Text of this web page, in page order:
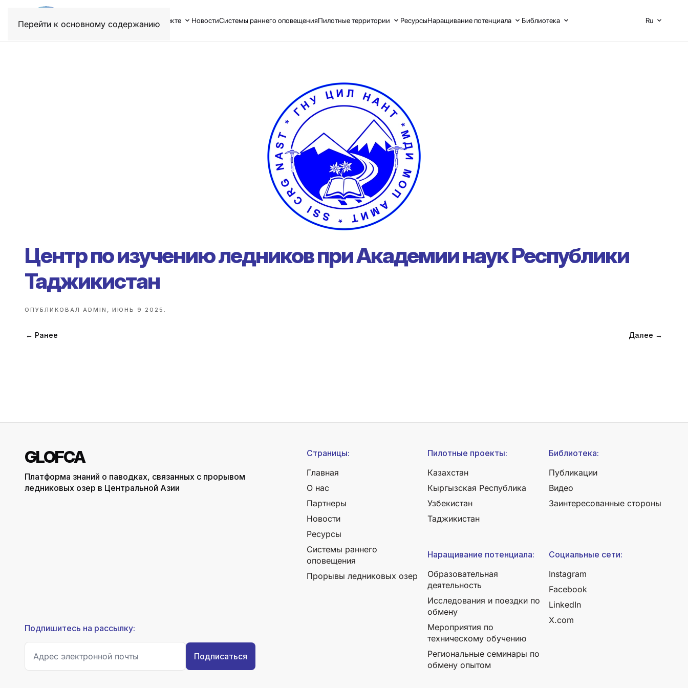
Перейти к основному содержаниюО проекте НовостиСистемы раннего оповещенияПилотные территории РесурсыНаращивание потенциала Библиотека Ru
Центр по изучению ледников при Академии наук Республики
Таджикистан
ОПУБЛИКОВАЛ ADMIN , ИЮНЬ 9 2025 .
← Ранее Далее →
GLOFCA
Платформа знаний о паводках, связанных с прорывом
ледниковых озер в Центральной Азии
Подпишитесь на рассылку:
Страницы:
Главная
О нас
Партнеры
Новости
Ресурсы
Системы раннего
оповещения
Прорывы ледниковых озер
Социальные сети:
Instagram
Facebook
LinkedIn
X.com
Пилотные проекты:
Казахстан
Кыргызская Республика
Узбекистан
Таджикистан
Наращивание потенциала:
Образовательная
деятельность
Исследования и поездки по
обмену
Мероприятия по
техническому обучению
Региональные семинары по
обмену опытом
Библиотека:
Публикации
Видео
Заинтересованные стороны